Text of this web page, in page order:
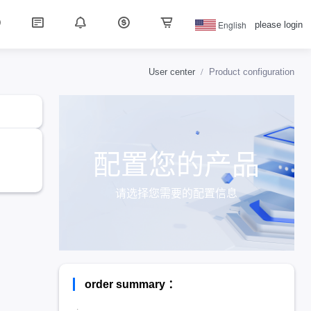
English please login
User center Product configuration
配置您的产品
请选择您需要的配置信息
order summary ：